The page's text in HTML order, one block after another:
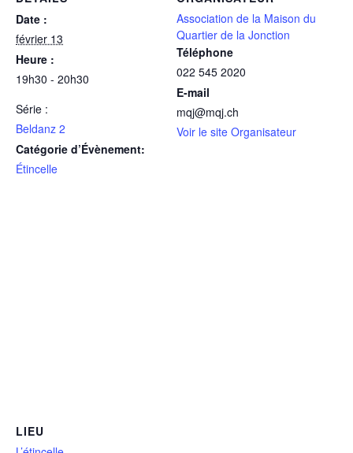
Date :
février 13
Heure :
19h30 - 20h30
Série :
Beldanz 2
Catégorie d’Évènement:
Étincelle
Association de la Maison du
Quartier de la Jonction
Téléphone
022 545 2020
E-mail
mqj@mqj.ch
Voir le site Organisateur
LIEU